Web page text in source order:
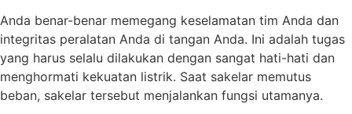
Anda benar-benar memegang keselamatan tim Anda dan
integritas peralatan Anda di tangan Anda. Ini adalah tugas
yang harus selalu dilakukan dengan sangat hati-hati dan
menghormati kekuatan listrik. Saat sakelar memutus
beban, sakelar tersebut menjalankan fungsi utamanya.